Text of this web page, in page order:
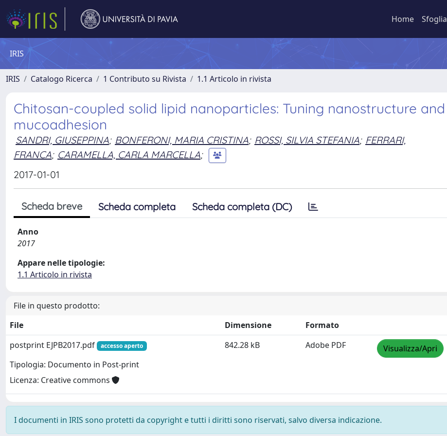
Home Sfoglia
IRIS
IRIS Catalogo Ricerca 1 Contributo su Rivista 1.1 Articolo in rivista
Chitosan-coupled solid lipid nanoparticles: Tuning nanostructure and
mucoadhesion
SANDRI, GIUSEPPINA; BONFERONI, MARIA CRISTINA; ROSSI, SILVIA STEFANIA; FERRARI,
FRANCA; CARAMELLA, CARLA MARCELLA;
2017-01-01
Scheda breve Scheda completa Scheda completa (DC)
Anno
2017
Appare nelle tipologie:
1.1 Articolo in rivista
File in questo prodotto:
File
Dimensione
Formato
postprint EJPB2017.pdf
accesso aperto
Tipologia: Documento in Post-print
Licenza: Creative commons
842.28 kB Adobe PDF Visualizza/Apri
I documenti in IRIS sono protetti da copyright e tutti i diritti sono riservati, salvo diversa indicazione.